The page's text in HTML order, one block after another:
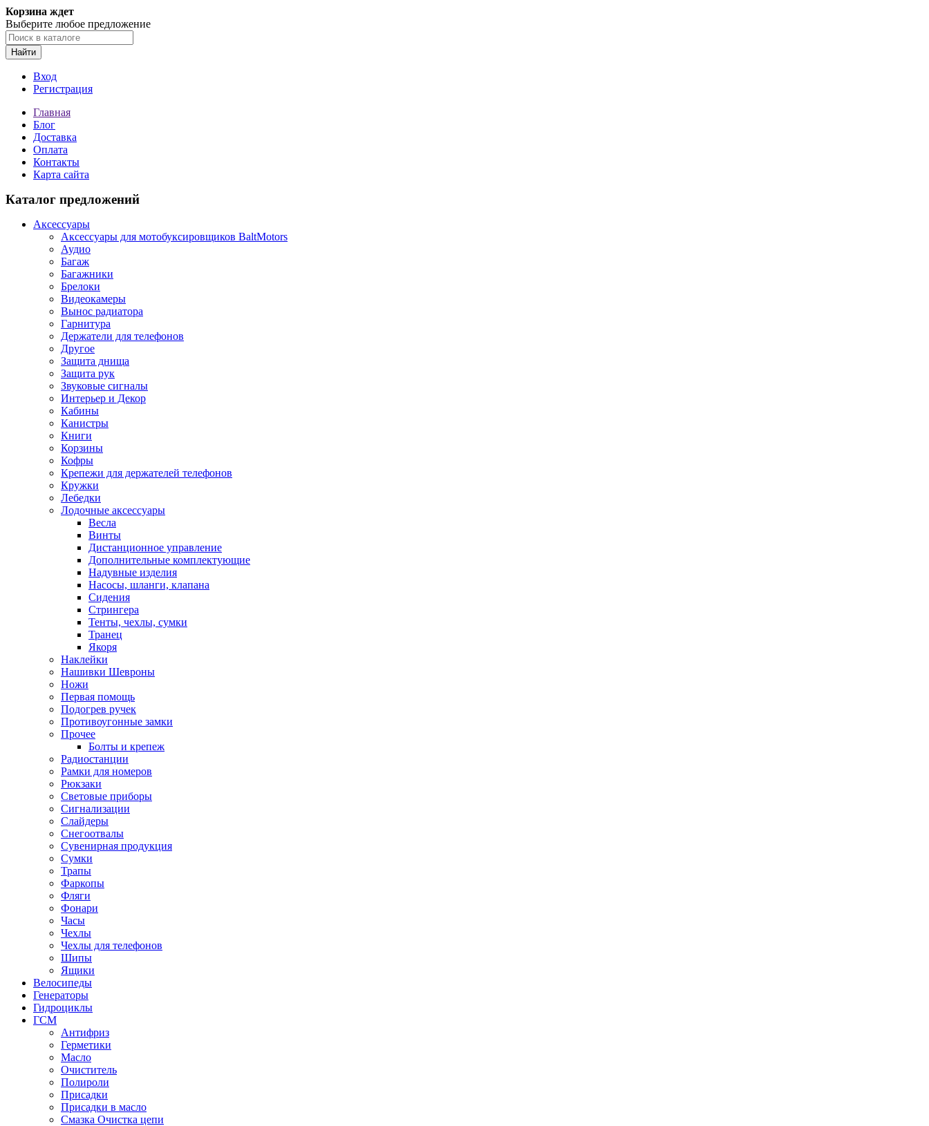
Корзина ждет
Выберите любое предложение
Найти
Вход
Регистрация
Главная
Блог
Доставка
Оплата
Контакты
Карта сайта
Каталог предложений
Аксессуары
Аксессуары для мотобуксировщиков BaltMotors
Аудио
Багаж
Багажники
Брелоки
Видеокамеры
Вынос радиатора
Гарнитура
Держатели для телефонов
Другое
Защита днища
Защита рук
Звуковые сигналы
Интерьер и Декор
Кабины
Канистры
Книги
Корзины
Кофры
Крепежи для держателей телефонов
Кружки
Лебедки
Лодочные аксессуары
Весла
Винты
Дистанционное управление
Дополнительные комплектующие
Надувные изделия
Насосы, шланги, клапана
Сидения
Стрингера
Тенты, чехлы, сумки
Транец
Якоря
Наклейки
Нашивки Шевроны
Ножи
Первая помощь
Подогрев ручек
Противоугонные замки
Прочее
Болты и крепеж
Радиостанции
Рамки для номеров
Рюкзаки
Световые приборы
Сигнализации
Слайдеры
Снегоотвалы
Сувенирная продукция
Сумки
Трапы
Фаркопы
Фляги
Фонари
Часы
Чехлы
Чехлы для телефонов
Шипы
Ящики
Велосипеды
Генераторы
Гидроциклы
ГСМ
Антифриз
Герметики
Масло
Очиститель
Полироли
Присадки
Присадки в масло
Смазка Очистка цепи